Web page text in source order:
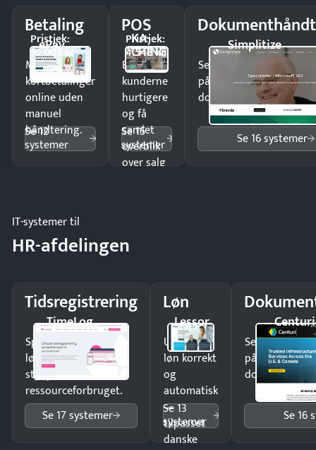
Betaling
ePay
Pristjek:
10.008 kr
Modtag
kortbetalinger
online uden
manuel
håndtering.
Se 12
systemer
POS
KA-
CHING
Pristjek:
4.548 kr
Ekspedér
kunderne
hurtigere
og få
samlet
overblik
over salg
Se 15
systemer
Simplitize
Send kontrakter til
på minutter og mist
dokumenter.
Se 16 systemer
IT-systemer til
HR-afdelingen
Tidsregistrering
TimeLog
Spar tid på
lønberegning og få
styr på
ressourceforbruget.
Se 17 systemer
Løn
Lessor
Udbetal
løn korrekt
og
automatisk
—
tilpasset
danske
Se 13
systemer
Centuri
Send
på minutter
dokumenter.
Se 16